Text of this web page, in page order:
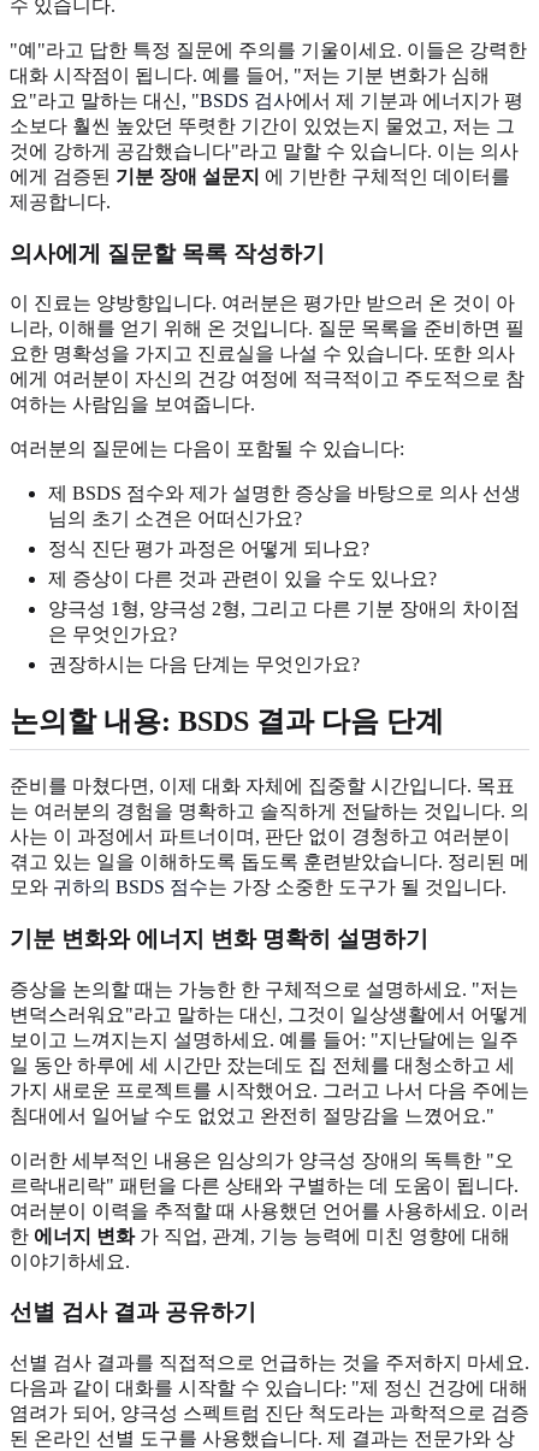
수 있습니다.
"예"라고 답한 특정 질문에 주의를 기울이세요. 이들은 강력한
대화 시작점이 됩니다. 예를 들어, "저는 기분 변화가 심해
요"라고 말하는 대신, "BSDS 검사에서 제 기분과 에너지가 평
소보다 훨씬 높았던 뚜렷한 기간이 있었는지 물었고, 저는 그
것에 강하게 공감했습니다"라고 말할 수 있습니다. 이는 의사
에게 검증된 기분 장애 설문지 에 기반한 구체적인 데이터를
제공합니다.
의사에게 질문할 목록 작성하기
이 진료는 양방향입니다. 여러분은 평가만 받으러 온 것이 아
니라, 이해를 얻기 위해 온 것입니다. 질문 목록을 준비하면 필
요한 명확성을 가지고 진료실을 나설 수 있습니다. 또한 의사
에게 여러분이 자신의 건강 여정에 적극적이고 주도적으로 참
여하는 사람임을 보여줍니다.
여러분의 질문에는 다음이 포함될 수 있습니다:
제 BSDS 점수와 제가 설명한 증상을 바탕으로 의사 선생
님의 초기 소견은 어떠신가요?
정식 진단 평가 과정은 어떻게 되나요?
제 증상이 다른 것과 관련이 있을 수도 있나요?
양극성 1형, 양극성 2형, 그리고 다른 기분 장애의 차이점
은 무엇인가요?
권장하시는 다음 단계는 무엇인가요?
논의할 내용: BSDS 결과 다음 단계
준비를 마쳤다면, 이제 대화 자체에 집중할 시간입니다. 목표
는 여러분의 경험을 명확하고 솔직하게 전달하는 것입니다. 의
사는 이 과정에서 파트너이며, 판단 없이 경청하고 여러분이
겪고 있는 일을 이해하도록 돕도록 훈련받았습니다. 정리된 메
모와 귀하의 BSDS 점수는 가장 소중한 도구가 될 것입니다.
기분 변화와 에너지 변화 명확히 설명하기
증상을 논의할 때는 가능한 한 구체적으로 설명하세요. "저는
변덕스러워요"라고 말하는 대신, 그것이 일상생활에서 어떻게
보이고 느껴지는지 설명하세요. 예를 들어: "지난달에는 일주
일 동안 하루에 세 시간만 잤는데도 집 전체를 대청소하고 세
가지 새로운 프로젝트를 시작했어요. 그러고 나서 다음 주에는
침대에서 일어날 수도 없었고 완전히 절망감을 느꼈어요."
이러한 세부적인 내용은 임상의가 양극성 장애의 독특한 "오
르락내리락" 패턴을 다른 상태와 구별하는 데 도움이 됩니다.
여러분이 이력을 추적할 때 사용했던 언어를 사용하세요. 이러
한 에너지 변화가 직업, 관계, 기능 능력에 미친 영향에 대해
이야기하세요.
선별 검사 결과 공유하기
선별 검사 결과를 직접적으로 언급하는 것을 주저하지 마세요.
다음과 같이 대화를 시작할 수 있습니다: "제 정신 건강에 대해
염려가 되어, 양극성 스펙트럼 진단 척도라는 과학적으로 검증
된 온라인 선별 도구를 사용했습니다. 제 결과는 전문가와 상